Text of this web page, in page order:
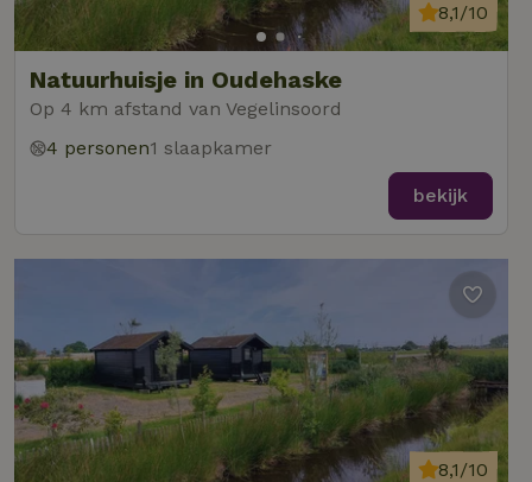
Natuurhuisje in Oudehaske
Op 4 km afstand van Vegelinsoord
8,1/10
4 personen1 slaapkamer
bekijk
8,1/10